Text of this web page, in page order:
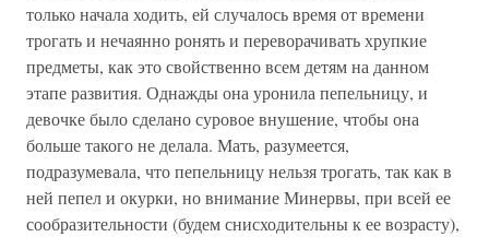
только начала ходить, ей случалось время от времени
трогать и нечаянно ронять и переворачивать хрупкие
предметы, как это свойственно всем детям на данном
этапе развития. Однажды она уронила пепельницу, и
девочке было сделано суровое внушение, чтобы она
больше такого не делала. Мать, разумеется,
подразумевала, что пепельницу нельзя трогать, так как в
ней пепел и окурки, но внимание Минервы, при всей ее
сообразительности (будем снисходительны к ее возрасту),